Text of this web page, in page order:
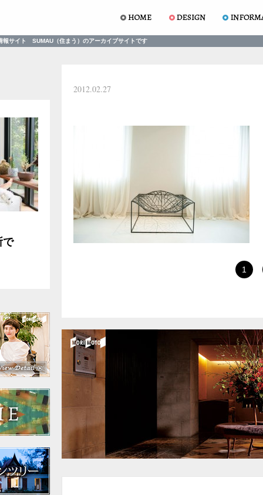
報サイト SUMAU（住まう）のアーカイブサイトです
2012.02.27
1
で